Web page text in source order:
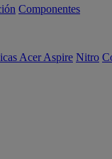
Componentes
Acer Aspire Nitro